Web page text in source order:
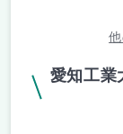
愛知工業